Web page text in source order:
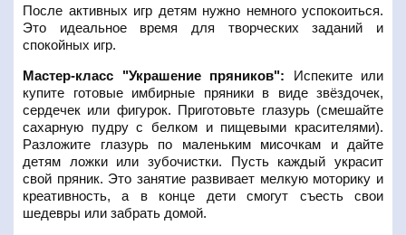
После активных игр детям нужно немного успокоиться.
Это идеальное время для творческих заданий и
спокойных игр.
Мастер-класс "Украшение пряников": Испеките или
купите готовые имбирные пряники в виде звёздочек,
сердечек или фигурок. Приготовьте глазурь (смешайте
сахарную пудру с белком и пищевыми красителями).
Разложите глазурь по маленьким мисочкам и дайте
детям ложки или зубочистки. Пусть каждый украсит
свой пряник. Это занятие развивает мелкую моторику и
креативность, а в конце дети смогут съесть свои
шедевры или забрать домой.